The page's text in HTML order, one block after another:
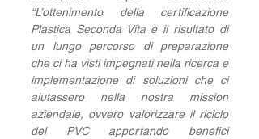
“L’ottenimento della certificazione
Plastica Seconda Vita è il risultato di
un lungo percorso di preparazione
che ci ha visti impegnati nella ricerca e
implementazione di soluzioni che ci
aiutassero nella nostra mission
aziendale, ovvero valorizzare il riciclo
del PVC apportando benefici